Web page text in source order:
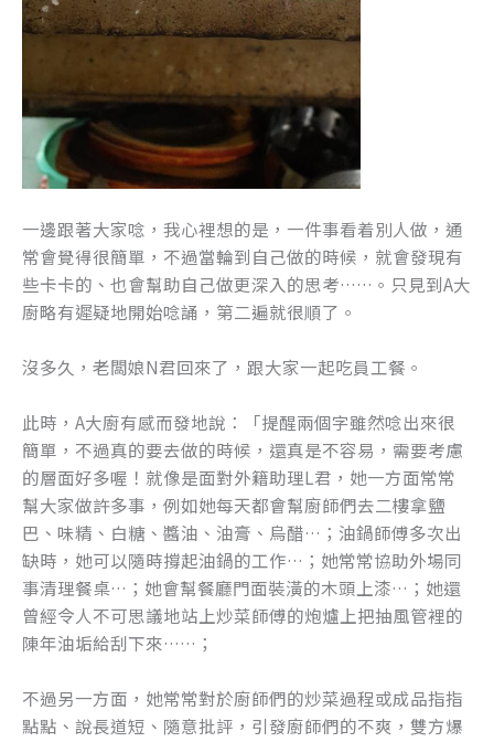
一邊跟著大家唸，我心裡想的是，一件事看着別人做，通
常會覺得很簡單，不過當輪到自己做的時候，就會發現有
些卡卡的、也會幫助自己做更深入的思考……。只見到A大
廚略有遲疑地開始唸誦，第二遍就很順了。
沒多久，老闆娘N君回來了，跟大家一起吃員工餐。
此時，A大廚有感而發地說：「提醒兩個字雖然唸出來很
簡單，不過真的要去做的時候，還真是不容易，需要考慮
的層面好多喔！就像是面對外籍助理L君，她一方面常常
幫大家做許多事，例如她每天都會幫廚師們去二樓拿鹽
巴、味精、白糖、醬油、油膏、烏醋…；油鍋師傅多次出
缺時，她可以隨時撐起油鍋的工作…；她常常協助外場同
事清理餐桌…；她會幫餐廳門面裝潢的木頭上漆…；她還
曾經令人不可思議地站上炒菜師傅的炮爐上把抽風管裡的
陳年油垢給刮下來……；
不過另一方面，她常常對於廚師們的炒菜過程或成品指指
點點、說長道短、隨意批評，引發廚師們的不爽，雙方爆